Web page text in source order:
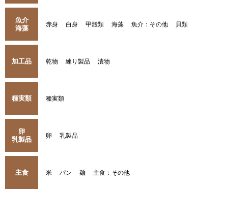
魚介
海藻
赤身 白身 甲殻類 海藻 魚介：その他 貝類
加工品 乾物 練り製品 漬物
種実類 種実類
卵
乳製品
卵 乳製品
主食 米 パン 麺 主食：その他